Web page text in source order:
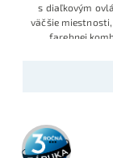
s diaľkovým
väčšie
farebnej
3 roky
záruka